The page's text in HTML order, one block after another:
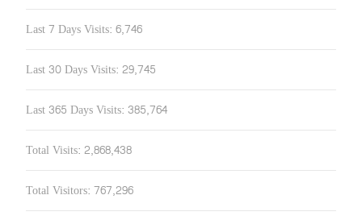
Last 7 Days Visits: 6,746
Last 30 Days Visits: 29,745
Last 365 Days Visits: 385,764
Total Visits: 2,868,438
Total Visitors: 767,296